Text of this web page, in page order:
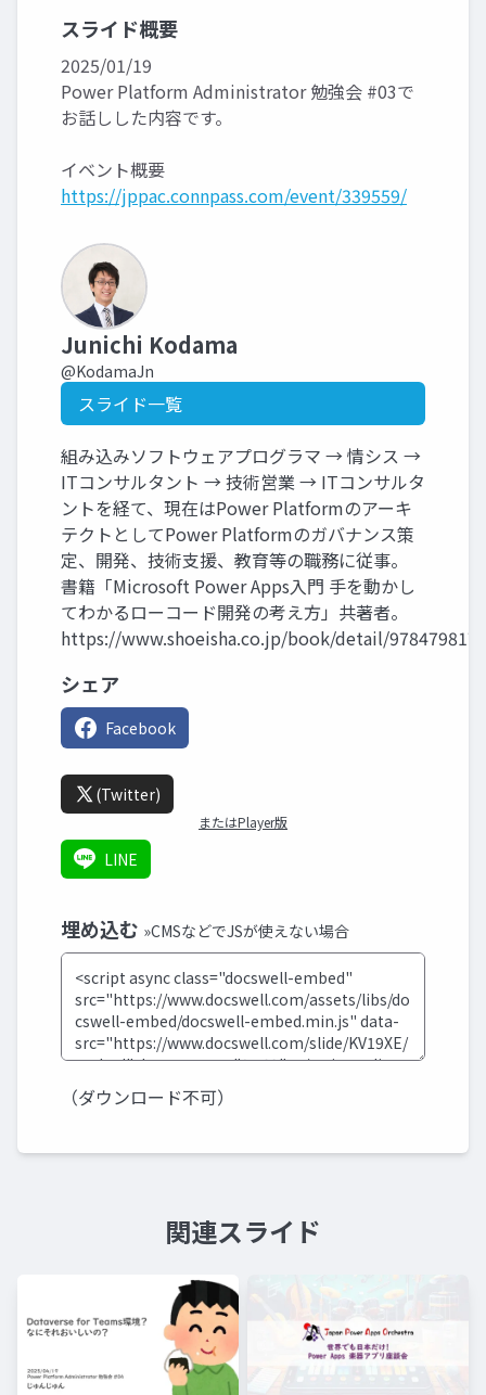
スライド概要
2025/01/19
Power Platform Administrator 勉強会 #03で
お話しした内容です。
イベント概要
https://jppac.connpass.com/event/339559/
Junichi Kodama
@KodamaJn
スライド一覧
組み込みソフトウェアプログラマ → 情シス →
ITコンサルタント → 技術営業 → ITコンサルタ
ントを経て、現在はPower Platformのアーキ
テクトとしてPower Platformのガバナンス策
定、開発、技術支援、教育等の職務に従事。
書籍「Microsoft Power Apps入門 手を動かし
てわかるローコード開発の考え方」共著者。
https://www.shoeisha.co.jp/book/detail/
シェア
Facebook
(Twitter)
またはPlayer版
LINE
埋め込む »CMSなどでJSが使えない場合
（ダウンロード不可）
関連スライド